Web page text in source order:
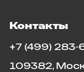
Контакты
+7 (499) 283-
109382,